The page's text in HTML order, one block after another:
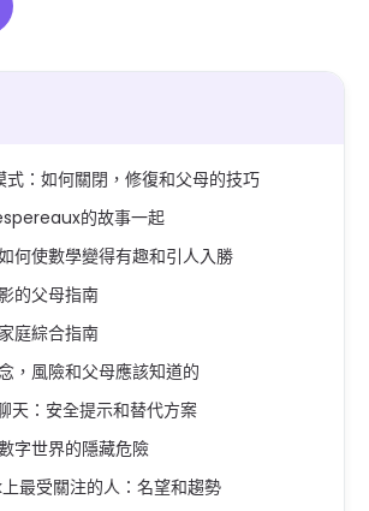
：如何關閉，修復和父母的技巧
的故事一起
何使數學變得有趣和引人入勝
的父母指南
庭綜合指南
，風險和父母應該知道的
天：安全提示和替代方案
字世界的隱藏危險
最受關注的人：名望和趨勢